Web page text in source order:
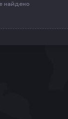
найдено